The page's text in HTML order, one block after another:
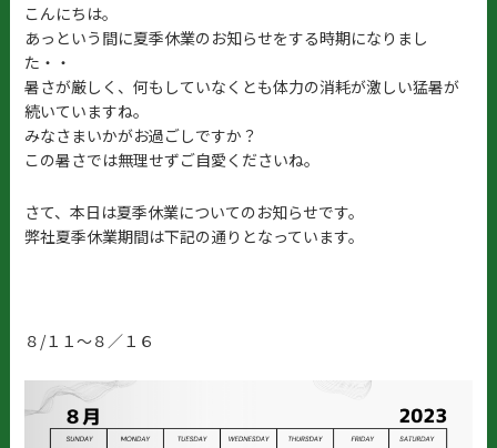
こんにちは。
あっという間に夏季休業のお知らせをする時期になりまし
た・・
暑さが厳しく、何もしていなくとも体力の消耗が激しい猛暑が
続いていますね。
みなさまいかがお過ごしですか？
この暑さでは無理せずご自愛くださいね。
さて、本日は夏季休業についてのお知らせです。
弊社夏季休業期間は下記の通りとなっています。
８/１１～８／１６